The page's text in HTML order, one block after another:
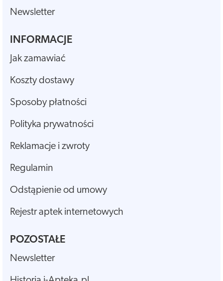
Newsletter
INFORMACJE
Jak zamawiać
Koszty dostawy
Sposoby płatności
Polityka prywatności
Reklamacje i zwroty
Regulamin
Odstąpienie od umowy
Rejestr aptek internetowych
POZOSTAŁE
Newsletter